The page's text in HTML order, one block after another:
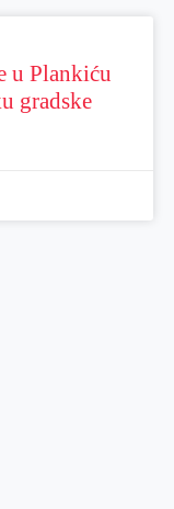
u Plankiću
gradske